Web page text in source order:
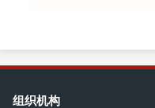
组织机构